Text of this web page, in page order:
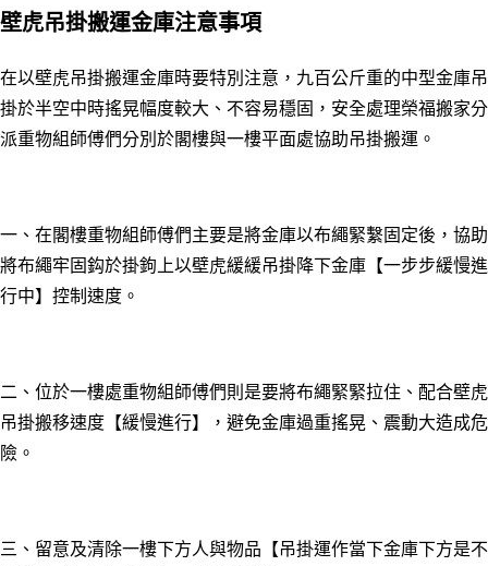
壁虎吊掛搬運金庫注意事項
在以壁虎吊掛搬運金庫時要特別注意，九百公斤重的中型金庫吊
掛於半空中時搖晃幅度較大、不容易穩固，安全處理榮福搬家分
派重物組師傅們分別於閣樓與一樓平面處協助吊掛搬運 。
一 、 在閣樓重物組師傅們主要是將金庫以布繩緊繫固定後，協助
將布繩牢固鈎於掛鉤上以壁虎緩緩吊掛降下金庫 【一步步緩慢進
行中】控制速度 。
二 、位於一樓處重物組師傅們則是要將布繩緊緊拉住、配合壁虎
吊掛搬移速度 【緩慢進行】
，避免金庫過重搖晃、震動大造成危
險 。
三 、留意及清除一樓下方人與物品【吊掛運作當下金庫下方是不